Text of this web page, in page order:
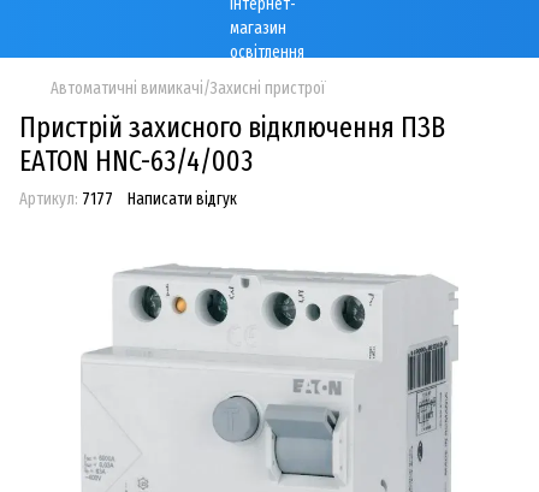
Автоматичні вимикачі/Захисні пристрої
Пристрій захисного відключення ПЗВ
EATON HNC-63/4/003
Артикул: 7177 Написати відгук